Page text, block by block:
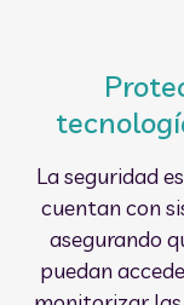
La seguridad
cuentan con
asegurando
puedan